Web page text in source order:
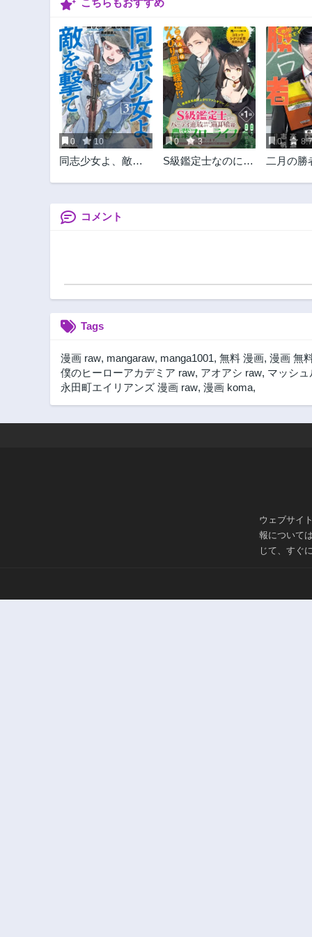
こちらもおすすめ
0 10
同志少女よ、敵を
0 3
S級鑑定士なのにパ
業スローライフし
0
二月の勝
コメント
Tags
漫画 raw, mangaraw, manga1001, 無料 漫画, 漫画 無
僕のヒーローアカデミア raw, アオアシ raw, マッシュ
永田町エイリアンズ 漫画 raw, 漫画 koma,
ウェブサイ
報について
じて、すぐ